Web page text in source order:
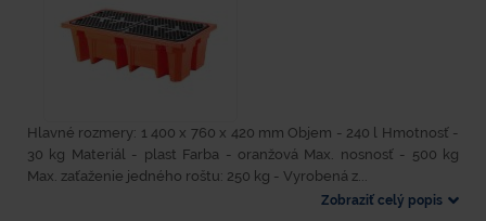
Hlavné rozmery: 1 400 x 760 x 420 mm Objem - 240 l Hmotnosť -
30 kg Materiál - plast Farba - oranžová Max. nosnosť - 500 kg
Max. zaťaženie jedného roštu: 250 kg - Vyrobená z...
Zobraziť celý popis